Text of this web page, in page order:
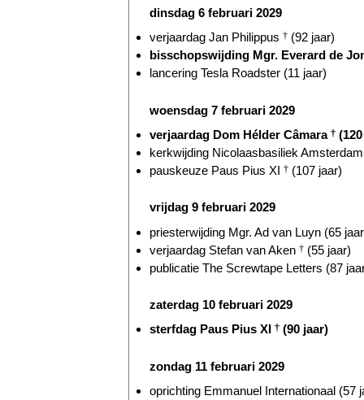
dinsdag 6 februari 2029
verjaardag Jan Philippus † (92 jaar)
bisschopswijding Mgr. Everard de
lancering Tesla Roadster (11 jaar)
woensdag 7 februari 2029
verjaardag Dom Hélder Câmara †
kerkwijding Nicolaasbasiliek
pauskeuze Paus Pius XI † (107 jaar)
vrijdag 9 februari 2029
priesterwijding Mgr. Ad van Luyn (65
verjaardag Stefan van Aken † (55 jaar)
publicatie The Screwtape Letters (87
zaterdag 10 februari 2029
sterfdag Paus Pius XI † (90 jaar)
zondag 11 februari 2029
oprichting Emmanuel Internationaal (57